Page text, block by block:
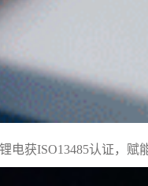
电获ISO13485认证，赋